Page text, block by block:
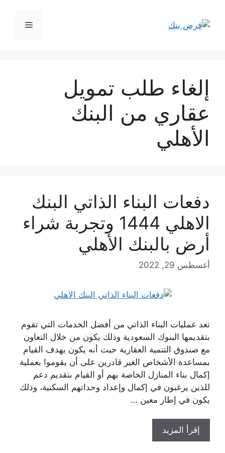
المحتوى
القائمة
إلغاء طلب تمويل
عقاري من البنك
الأهلي
دفعات البناء الذاتي البنك
الاهلي 1444 وتجربة شراء
أرض بالبنك الأهلي
أغسطس 29, 2022
تعد عمليات البناء الذاتي من أفضل الخدمات التي تقوم
بتقديمها البنوك السعودية وذلك يكون من خلال التعاون
مع صندوق التنمية العقارية حيث أنه يكون بهدف القيام
بمساعدة الأشخاص الغير قادرين على أن يقوموا بعملية
إكمال بناء المنازل الخاصة بهم أو القيام بتقديم دعم
للذين يرغبون في إكمال وإعداد وحداتهم السكنية، وذلك
يكون في إطار معين …
إقرأ المزيد